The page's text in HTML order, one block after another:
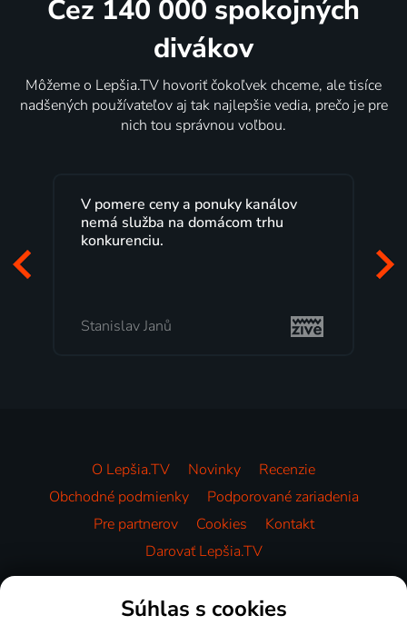
Cez 140 000 spokojných
divákov
Môžeme o Lepšia.TV hovoriť čokoľvek chceme, ale tisíce
nadšených používateľov aj tak najlepšie vedia, prečo je pre
nich tou správnou voľbou.
V pomere ceny a ponuky kanálov
nemá služba na domácom trhu
konkurenciu.
Stanislav Janů
to, čo
O Lepšia.TV Novinky
Recenzie
Obchodné podmienky
Podporované zariadenia
Pre partnerov
Cookies
Kontakt
Darovať Lepšia.TV
Videotéka
Súhlas s cookies